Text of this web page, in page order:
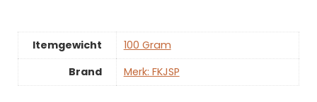
Itemgewicht
‎100 Gram
Brand
Merk: FKJSP